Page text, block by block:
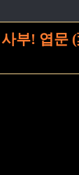
부! 엽문